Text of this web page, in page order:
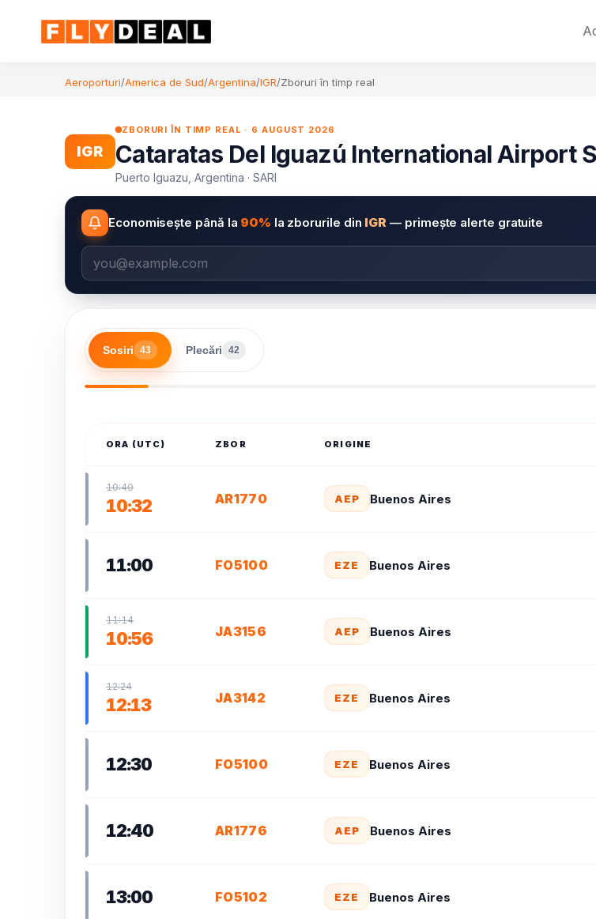
Aeroporturi/America de Sud/Argentina/IGR/Zboruri în timp real
IGR
ZBORURI ÎN TIMP REAL · 6 AUGUST 2026
Cataratas Del Iguazú International Airport
Puerto Iguazu, Argentina · SARI
Economisește până la 90% la zborurile din IGR — primește alerte gratuite
Sosiri 43 Plecări 42
ORA (UTC) ZBOR ORIGINE
10:40
10:32 AR1770 AEP Buenos Aires
11:00 FO5100 EZE Buenos Aires
11:14
10:56 JA3156 AEP Buenos Aires
12:24
12:13 JA3142 EZE Buenos Aires
12:30 FO5100 EZE Buenos Aires
12:40 AR1776 AEP Buenos Aires
13:00 FO5102 EZE Buenos Aires